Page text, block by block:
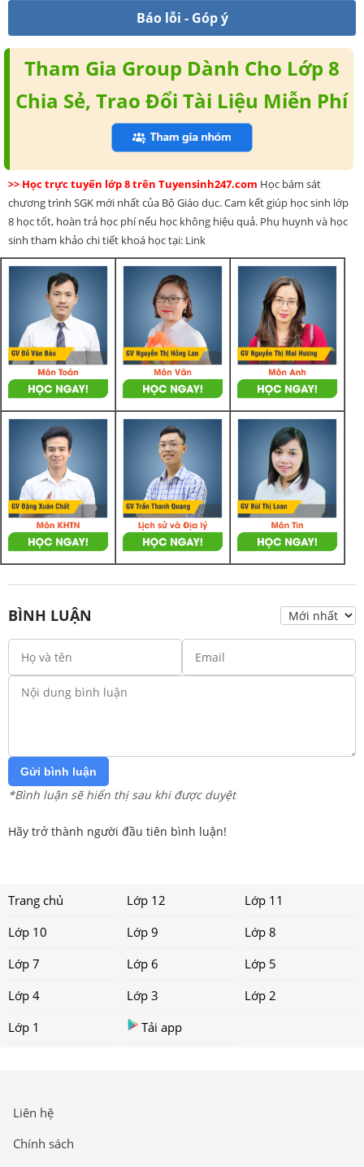
Báo lỗi - Góp ý
Tham Gia Group Dành Cho Lớp 8
Chia Sẻ, Trao Đổi Tài Liệu Miễn Phí
>> Học trực tuyến lớp 8 trên Tuyensinh247.com Học bám sát
chương trình SGK mới nhất của Bộ Giáo dục. Cam kết giúp học sinh lớp
8 học tốt, hoàn trả học phí nếu học không hiệu quả. Phụ huynh và học
sinh tham khảo chi tiết khoá học tại: Link
BÌNH LUẬN
Gửi bình luận
*Bình luận sẽ hiển thị sau khi được duyệt
Hãy trở thành người đầu tiên bình luận!
Trang chủ Lớp 12
Lớp 11
Lớp 10
Lớp 9
Lớp 8
Lớp 7
Lớp 6
Lớp 5
Lớp 4
Lớp 3
Lớp 2
Lớp 1
Tải app
Liên hệ
Chính sách